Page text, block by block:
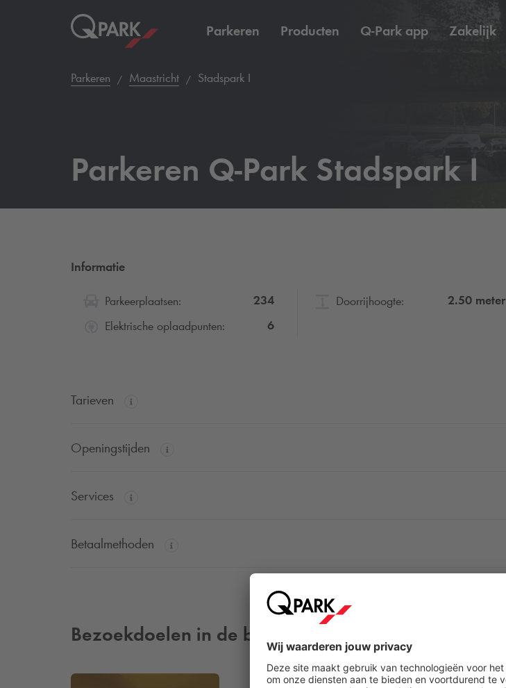
Parkeren Producten Q-Park app Zakelijk
Parkeren Maastricht Stadspark I
Parkeren Q-Park Stadspark I
Informatie
Parkeerplaatsen:
234
Elektrische oplaadpunten:
6
Doorrijhoogte: 2.50 meter
Tarieven
Openingstijden
Services
Betaalmethoden
Bezoekdoelen in de buurt